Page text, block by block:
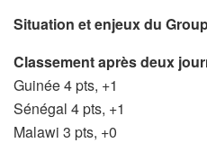
Situation et enjeux du
Classement après deux
Guinée 4 pts, +1
Sénégal 4 pts, +1
Malawi 3 pts, +0